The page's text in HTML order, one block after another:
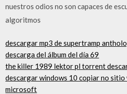
nuestros odios no son capaces de
algoritmos
descargar mp3 de supertramp
descarga del álbum del día 69
the killer 1989 lektor pl torrent
descargar windows 10 copiar no sitio
microsoft